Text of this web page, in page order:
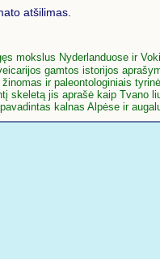
atšilimas.
mokslus Nyderlanduose ir
gamtos istorijos
ir paleontologiniais
skeletą jis aprašė kaip Tvano
kalnas Alpėse ir